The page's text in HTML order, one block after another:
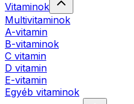
Vitaminok
Multivitaminok
A-vitamin
B-vitaminok
C vitamin
D vitamin
E-vitamin
Egyéb vitaminok